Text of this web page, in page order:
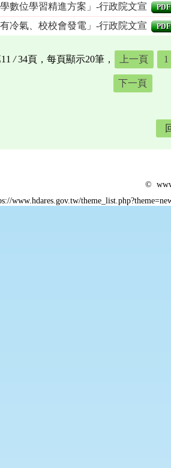
學數位學習精進方案」-行政院文宣 PDF
有冷氣、校校會發電」-行政院文宣 PDF
/34頁，每頁顯示20筆， 上一頁 1
下一頁
©
www.hdares.gov.tw/